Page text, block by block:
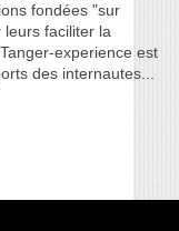
fondées "sur
faciliter la
experience est
des internautes...